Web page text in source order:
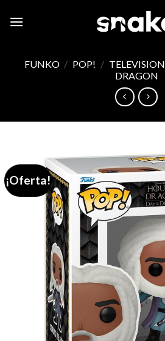
FUNKO / POP! / TELEVISION
DRAGON
¡Oferta!